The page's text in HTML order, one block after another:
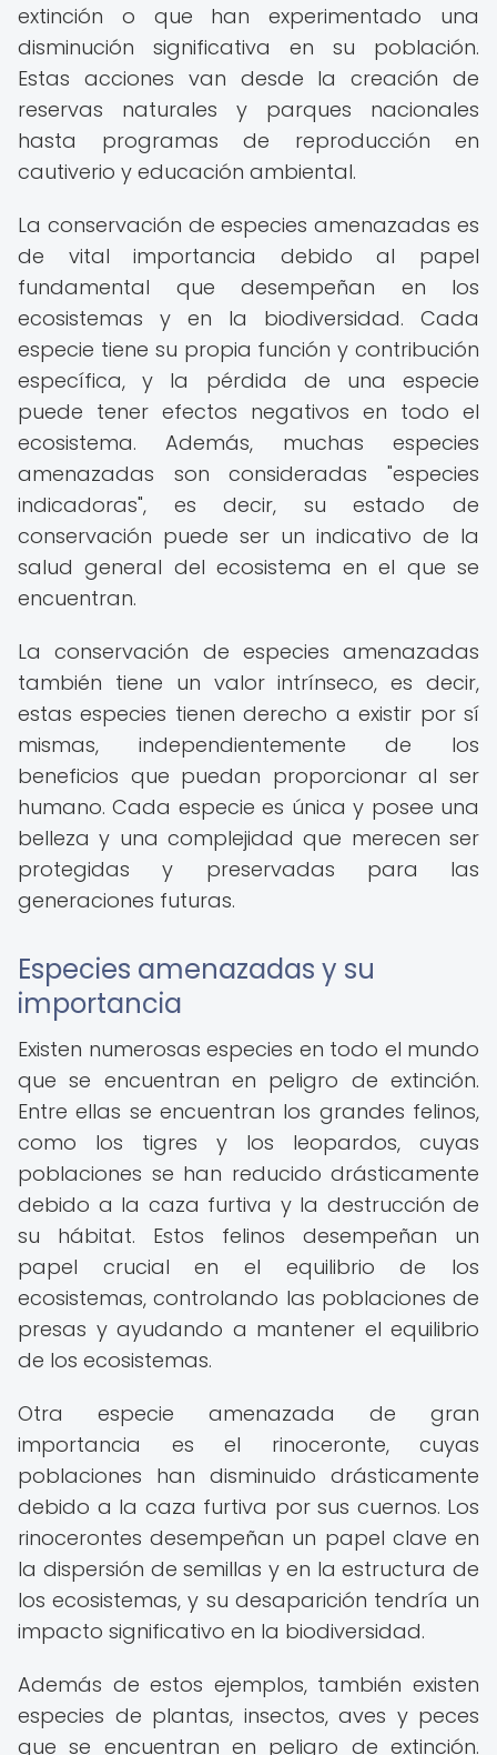
extinción o que han experimentado una
disminución significativa en su población.
Estas acciones van desde la creación de
reservas naturales y parques nacionales
hasta programas de reproducción en
cautiverio y educación ambiental.
La conservación de especies amenazadas es
de vital importancia debido al papel
fundamental que desempeñan en los
ecosistemas y en la biodiversidad. Cada
especie tiene su propia función y contribución
específica, y la pérdida de una especie
puede tener efectos negativos en todo el
ecosistema. Además, muchas especies
amenazadas son consideradas "especies
indicadoras", es decir, su estado de
conservación puede ser un indicativo de la
salud general del ecosistema en el que se
encuentran.
La conservación de especies amenazadas
también tiene un valor intrínseco, es decir,
estas especies tienen derecho a existir por sí
mismas, independientemente de los
beneficios que puedan proporcionar al ser
humano. Cada especie es única y posee una
belleza y una complejidad que merecen ser
protegidas y preservadas para las
generaciones futuras.
Especies amenazadas y su
importancia
Existen numerosas especies en todo el mundo
que se encuentran en peligro de extinción.
Entre ellas se encuentran los grandes felinos,
como los tigres y los leopardos, cuyas
poblaciones se han reducido drásticamente
debido a la caza furtiva y la destrucción de
su hábitat. Estos felinos desempeñan un
papel crucial en el equilibrio de los
ecosistemas, controlando las poblaciones de
presas y ayudando a mantener el equilibrio
de los ecosistemas.
Otra especie amenazada de gran
importancia es el rinoceronte, cuyas
poblaciones han disminuido drásticamente
debido a la caza furtiva por sus cuernos. Los
rinocerontes desempeñan un papel clave en
la dispersión de semillas y en la estructura de
los ecosistemas, y su desaparición tendría un
impacto significativo en la biodiversidad.
Además de estos ejemplos, también existen
especies de plantas, insectos, aves y peces
que se encuentran en peligro de extinción.